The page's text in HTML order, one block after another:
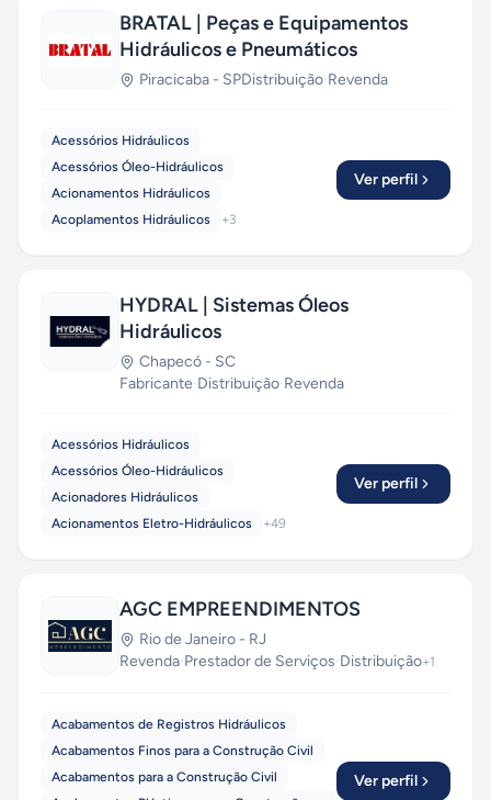
BRATAL | Peças e Equipamentos
Hidráulicos e Pneumáticos
Piracicaba - SPDistribuição·Revenda
Acessórios Hidráulicos
Acessórios Óleo-Hidráulicos
Acionamentos Hidráulicos
Acoplamentos Hidráulicos
+3
Ver perfil
HYDRAL | Sistemas Óleos
Hidráulicos
Chapecó - SC
Fabricante·Distribuição·Revenda
Acessórios Hidráulicos
Acessórios Óleo-Hidráulicos
Acionadores Hidráulicos
Acionamentos Eletro-Hidráulicos
+49
Ver perfil
AGC EMPREENDIMENTOS
Rio de Janeiro - RJ
Revenda·Prestador de Serviços·Distribuição+1
Acabamentos de Registros Hidráulicos
Acabamentos Finos para a Construção Civil
Acabamentos para a Construção Civil
Ver perfil